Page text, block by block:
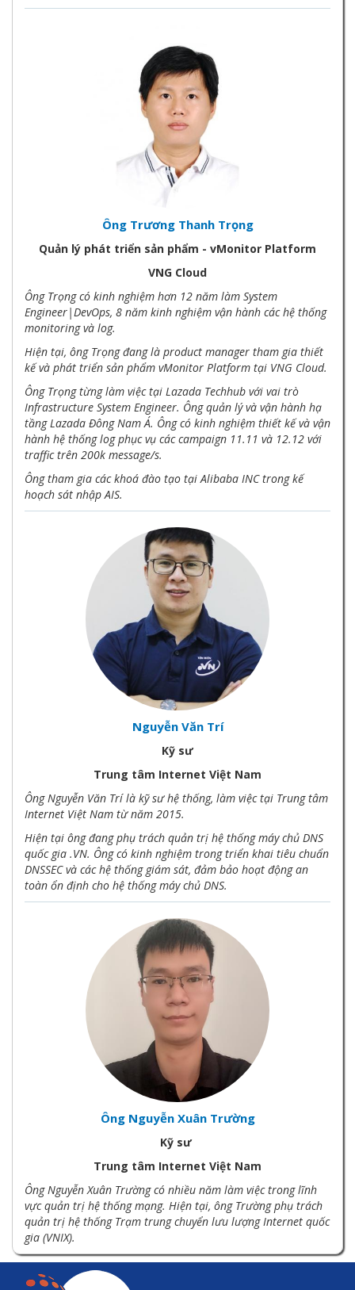
Ông Trương Thanh Trọng
Quản lý phát triển sản phẩm - vMonitor Platform
VNG Cloud
Ông Trọng có kinh nghiệm hơn 12 năm làm System
Engineer|DevOps, 8 năm kinh nghiệm vận hành các hệ thống
monitoring và log.
Hiện tại, ông Trọng đang là product manager tham gia thiết
kế và phát triển sản phẩm vMonitor Platform tại VNG Cloud.
Ông Trọng từng làm việc tại Lazada Techhub với vai trò
Infrastructure System Engineer. Ông quản lý và vận hành hạ
tầng Lazada Đông Nam Á. Ông có kinh nghiệm thiết kế và vận
hành hệ thống log phục vụ các campaign 11.11 và 12.12 với
traffic trên 200k message/s.
Ông tham gia các khoá đào tạo tại Alibaba INC trong kế
hoạch sát nhập AIS.
Nguyễn Văn Trí
Kỹ sư
Trung tâm Internet Việt Nam
Ông Nguyễn Văn Trí là kỹ sư hệ thống, làm việc tại Trung tâm
Internet Việt Nam từ năm 2015.
Hiện tại ông đang phụ trách quản trị hệ thống máy chủ DNS
quốc gia .VN. Ông có kinh nghiệm trong triển khai tiêu chuẩn
DNSSEC và các hệ thống giám sát, đảm bảo hoạt động an
toàn ổn định cho hệ thống máy chủ DNS.
Ông Nguyễn Xuân Trường
Kỹ sư
Trung tâm Internet Việt Nam
Ông Nguyễn Xuân Trường có nhiều năm làm việc trong lĩnh
vực quản trị hệ thống mạng. Hiện tại, ông Trường phụ trách
quản trị hệ thống Trạm trung chuyển lưu lượng Internet quốc
gia (VNIX).